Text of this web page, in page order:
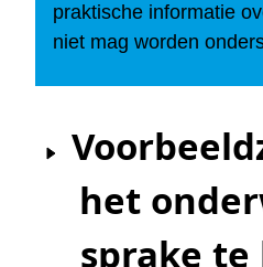
praktische informatie
niet mag worden
het
sprake te